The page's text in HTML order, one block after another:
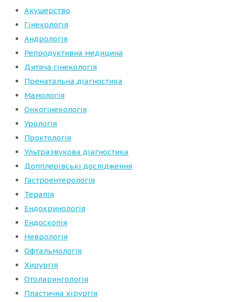
Акушерство
Гінекологія
Андрологія
Репродуктивна медицина
Дитяча гінекологія
Пренатальна діагностика
Мамологія
Онкогінекологія
Урологія
Проктологія
Ультразвукова діагностика
Допплерівські дослідження
Гастроентерологія
Терапія
Ендокринологія
Ендоскопія
Неврологія
Офтальмологія
Хирургія
Отоларингологія
Пластична хірургія